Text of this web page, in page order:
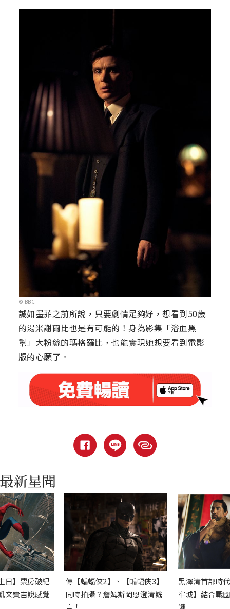
© BBC
誠如墨菲之前所說，只要劇情足夠好，想看到50歲
的湯米謝爾比也是有可能的！身為影集「浴血黑
幫」大粉絲的瑪格羅比，也能實現她想要看到電影
版的心願了。
日】票房破紀
文費吉說感覺
傳【蝙蝠俠2】、【蝙蝠俠3】
同時拍攝？詹姆斯岡恩澄清謠
黑澤清首部時
牢城】結合戰